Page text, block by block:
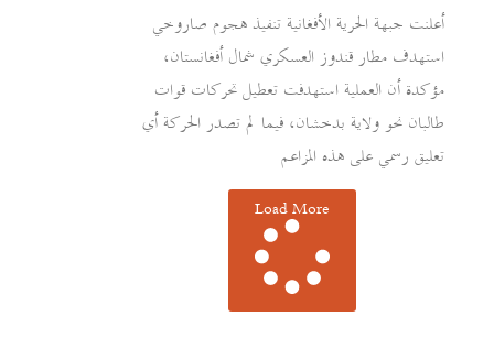
أعلنت جبهة الحرية الأفغانية تنفيذ هجوم صاروخي
استهدف مطار قندوز العسكري شمال أفغانستان،
مؤكدة أن العملية استهدفت تعطيل تحركات قوات
طالبان نحو ولاية بدخشان، فيما لم تصدر الحركة أي
تعليق رسمي على هذه المزاعم
Load More